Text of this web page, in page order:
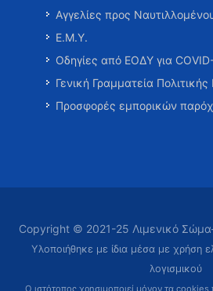
Αγγελίες προς
Ε.Μ.Υ.
Οδηγίες από ΕΟΔΥ για
Γενική Γραμματεία
Προσφορές εμπορικών
Copyright © 2021-25 Λιμενικό
Υλοποιήθηκε με ίδια μέσα με χρήση
λογισμικού